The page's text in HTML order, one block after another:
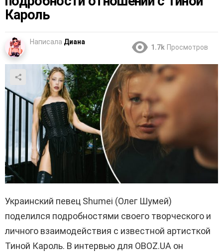
Кароль
Написала Диана
1.7k Просмотров
Украинский певец Shumei (Олег Шумей)
поделился подробностями своего творческого и
личного взаимодействия с известной артисткой
Тиной Кароль. В интервью для OBOZ.UA он